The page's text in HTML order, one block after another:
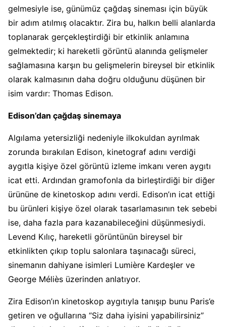
gelmesiyle ise, günümüz çağdaş sineması için büyük
bir adım atılmış olacaktır. Zira bu, halkın belli alanlarda
toplanarak gerçekleştirdiği bir etkinlik anlamına
gelmektedir; ki hareketli görüntü alanında gelişmeler
sağlamasına karşın bu gelişmelerin bireysel bir etkinlik
olarak kalmasının daha doğru olduğunu düşünen bir
isim vardır: Thomas Edison.
Edison’dan çağdaş sinemaya
Algılama yetersizliği nedeniyle ilkokuldan ayrılmak
zorunda bırakılan Edison, kinetograf adını verdiği
aygıtla kişiye özel görüntü izleme imkanı veren aygıtı
icat etti. Ardından gramofonla da birleştirdiği bir diğer
ürününe de kinetoskop adını verdi. Edison’ın icat ettiği
bu ürünleri kişiye özel olarak tasarlamasının tek sebebi
ise, daha fazla para kazanabileceğini düşünmesiydi.
Levend Kılıç, hareketli görüntünün bireysel bir
etkinlikten çıkıp toplu salonlara taşınacağı süreci,
sinemanın dahiyane isimleri Lumière Kardeşler ve
George Méliès üzerinden anlatıyor.
Zira Edison’ın kinetoskop aygıtıyla tanışıp bunu Paris’e
getiren ve oğullarına “Siz daha iyisini yapabilirsiniz”